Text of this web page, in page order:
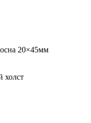
20×45мм
холст